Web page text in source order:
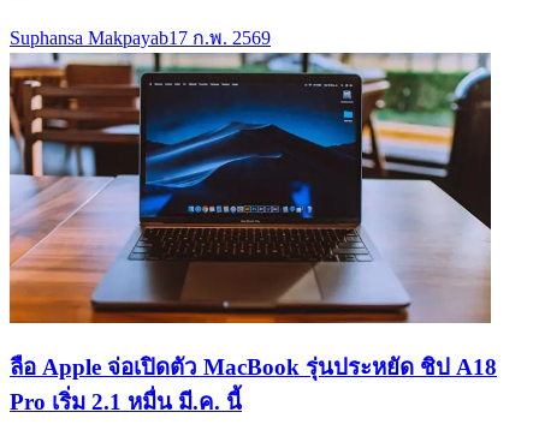
Suphansa Makpayab17 ก.พ. 2569
ลือ Apple จ่อเปิดตัว MacBook รุ่นประหยัด ชิป A18
Pro เริ่ม 2.1 หมื่น มี.ค. นี้